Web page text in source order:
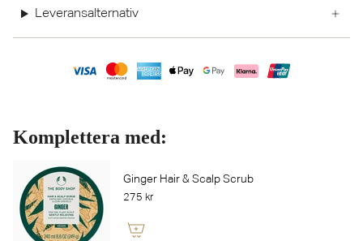
Leveransalternativ
Komplettera med:
Ginger Hair & Scalp Scrub
275 kr